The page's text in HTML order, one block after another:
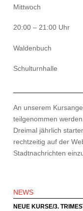
Mittwoch
20:00 – 21:00 Uhr
Waldenbuch
Schulturnhalle
An unserem
teilgenommen werden.
Dreimal jährlich
rechtzeitig auf der
Stadtnachrichten
NEWS
NEUE KURSE/3.